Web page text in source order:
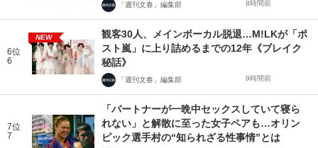
「週刊文春」編集部 8時間前
6位
6
NEW
観客30人、メインボーカル脱退…M!LKが「ポ
スト嵐」に上り詰めるまでの12年《ブレイク
秘話》
「週刊文春」編集部 9時間前
7位
7
「パートナーが一晩中セックスしていて寝ら
れない」と解散に至った女子ペアも…オリン
ピック選手村の“知られざる性事情”とは